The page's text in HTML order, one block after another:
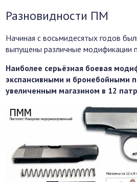
Разновидности ПМ
Начиная с восьмидесятых годов
выпущены различные модификации
Наиболее серьёзная боевая
экспансивными и бронебойными
увеличенным магазином в 12